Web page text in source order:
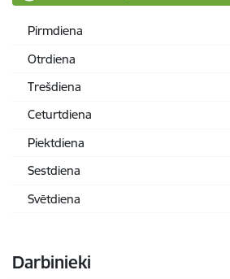
Pirmdiena
Otrdiena
Trešdiena
Ceturtdiena
Piektdiena
Sestdiena
Svētdiena
Darbinieki